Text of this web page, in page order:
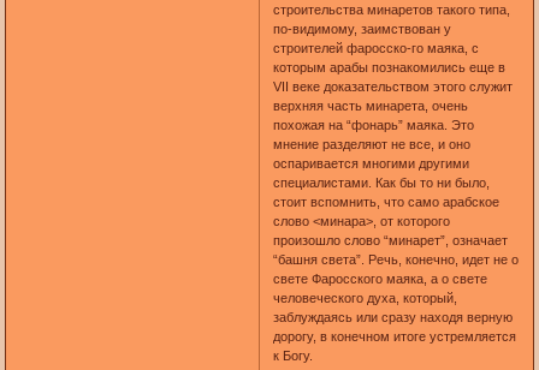
строительства минаретов такого типа,
по-видимому, заимствован у
строителей фаросско-го маяка, с
которым арабы познакомились еще в
VII веке доказательством этого служит
верхняя часть минарета, очень
похожая на “фонарь” маяка. Это
мнение разделяют не все, и оно
оспаривается многими другими
специалистами. Как бы то ни было,
стоит вспомнить, что само арабское
слово <минара>, от которого
произошло слово “минарет”, означает
“башня света”. Речь, конечно, идет не о
свете Фаросского маяка, а о свете
человеческого духа, который,
заблуждаясь или сразу находя верную
дорогу, в конечном итоге устремляется
к Богу.